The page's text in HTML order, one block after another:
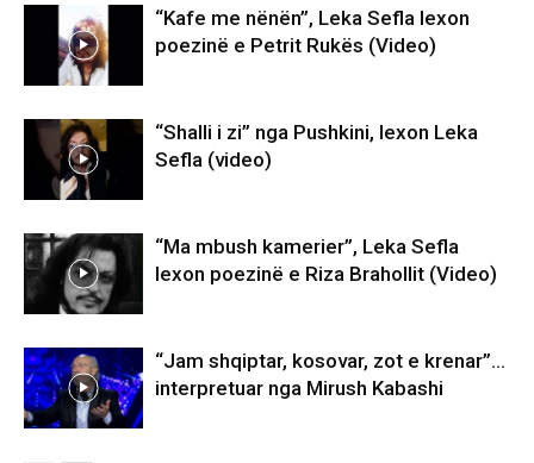
“Kafe me nënën”, Leka Sefla lexon
poezinë e Petrit Rukës (Video)
“Shalli i zi” nga Pushkini, lexon Leka
Sefla (video)
“Ma mbush kamerier”, Leka Sefla
lexon poezinë e Riza Brahollit (Video)
“Jam shqiptar, kosovar, zot e krenar”…
interpretuar nga Mirush Kabashi